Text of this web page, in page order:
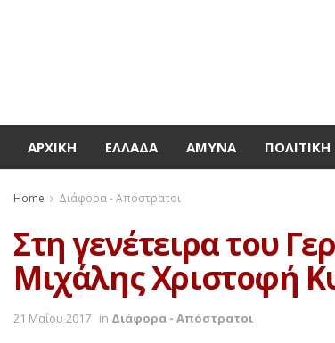
ΑΡΧΙΚΉ ΕΛΛΆΔΑ ΆΜΥΝΑ ΠΟΛΙΤΙΚΉ
Home Διάφορα - Απόστρατοι
Στη γενέτειρα του
Μιχάλης Xριστοφή
21 Μαΐου 2017 in Διάφορα - Απόστρατοι